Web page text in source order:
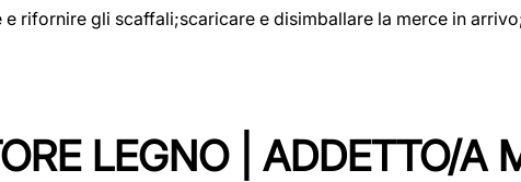
rifornire gli scaffali;scaricare e disimballare la merce in
LEGNO | ADDETTO/A